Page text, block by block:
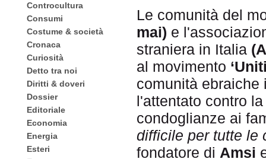
Controcultura
Consumi
Costume & società
Cronaca
Curiosità
Detto tra noi
Diritti & doveri
Dossier
Editoriale
Economia
Energia
Esteri
Le comunità del
mai) e
straniera in Italia
al movimento
comunità
l'attentato contro
condoglianze ai
difficile per tutte le
fondatore di Amsi